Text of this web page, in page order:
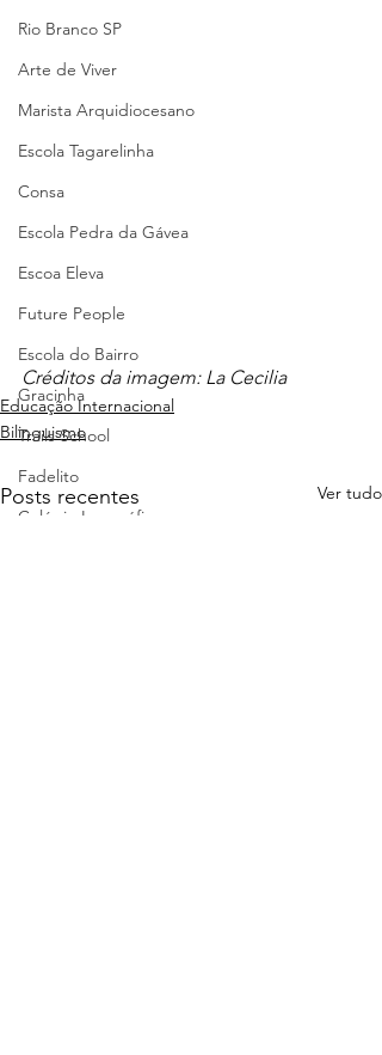
Rio Branco SP
Arte de Viver
Marista Arquidiocesano
Escola Tagarelinha
Consa
Escola Pedra da Gávea
Escoa Eleva
Future People
Escola do Bairro
Gracinha
Trails School
Fadelito
Colégio Logosófico
Créditos da imagem: La Cecilia
Educação Internacional
Bilinguismo
Posts recentes Ver tudo